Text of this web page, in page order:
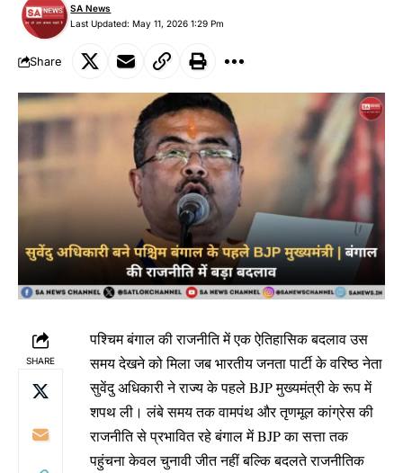
Last Updated: May 11, 2026 1:29 Pm
SA News
Share
SHARE
पश्चिम बंगाल की राजनीति में एक ऐतिहासिक बदलाव उस
समय देखने को मिला जब भारतीय जनता पार्टी के वरिष्ठ नेता
सुवेंदु अधिकारी ने राज्य के पहले BJP मुख्यमंत्री के रूप में
शपथ ली। लंबे समय तक वामपंथ और तृणमूल कांग्रेस की
राजनीति से प्रभावित रहे बंगाल में BJP का सत्ता तक
पहुंचना केवल चुनावी जीत नहीं बल्कि बदलते राजनीतिक